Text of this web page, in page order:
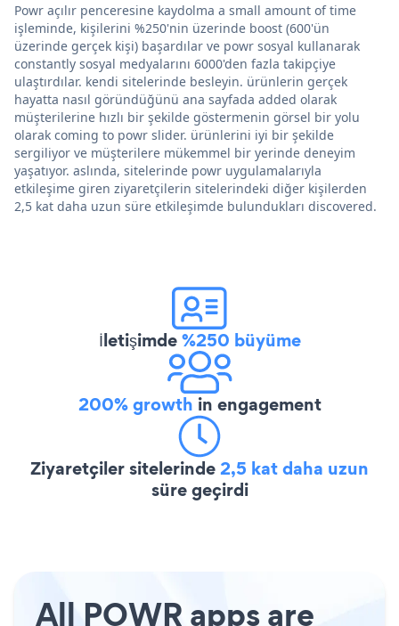
Powr açılır penceresine kaydolma a small amount of time
işleminde, kişilerini %250'nin üzerinde boost (600'ün
üzerinde gerçek kişi) başardılar ve powr sosyal kullanarak
constantly sosyal medyalarını 6000'den fazla takipçiye
ulaştırdılar. kendi sitelerinde besleyin. ürünlerin gerçek
hayatta nasıl göründüğünü ana sayfada added olarak
müşterilerine hızlı bir şekilde göstermenin görsel bir yolu
olarak coming to powr slider. ürünlerini iyi bir şekilde
sergiliyor ve müşterilere mükemmel bir yerinde deneyim
yaşatıyor. aslında, sitelerinde powr uygulamalarıyla
etkileşime giren ziyaretçilerin sitelerindeki diğer kişilerden
2,5 kat daha uzun süre etkileşimde bulundukları discovered.
İletişimde%250 büyüme
200% growth in engagement
Ziyaretçiler sitelerinde2,5 kat daha uzun
süre geçirdi
All POWR apps are